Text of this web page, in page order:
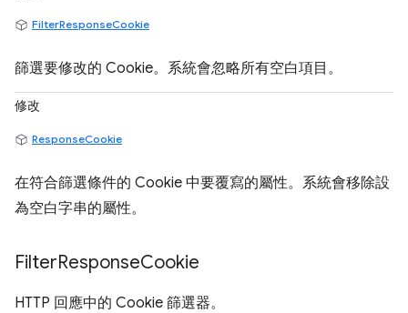
FilterResponseCookie
篩選要修改的 Cookie。系統會忽略所有空白項目。
修改
ResponseCookie
在符合篩選條件的 Cookie 中要覆寫的屬性。系統會移除設
為空白字串的屬性。
FilterResponseCookie
HTTP 回應中的 Cookie 篩選器。